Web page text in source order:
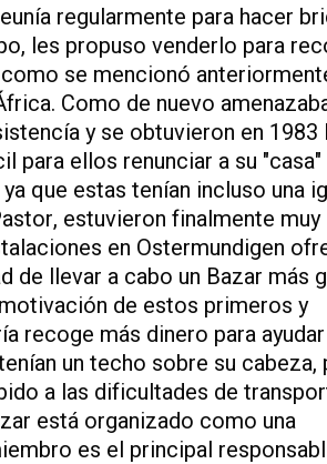
regularmente para hacer
les propuso venderlo para
se mencionó
Como de nuevo
y se obtuvieron en 1983
para ellos renunciar a su "casa"
que estas tenían incluso una
estuvieron finalmente muy
en Ostermundigen
llevar a cabo un Bazar más
de estos primeros y
recoge más dinero para
un techo sobre su
a las dificultades de
está organizado como una
es el principal